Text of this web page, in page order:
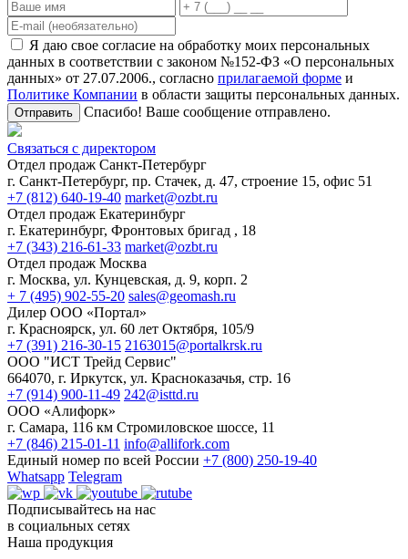
Я даю свое согласие на обработку моих персональных
данных в соответствии с законом №152-ФЗ «О персональных
данных» от 27.07.2006., согласно прилагаемой форме и
Политике Компании в области защиты персональных данных.
Отправить Спасибо! Ваше сообщение отправлено.
Связаться с директором
Отдел продаж Санкт-Петербург
г. Санкт-Петербург, пр. Стачек, д. 47, строение 15, офис 51
+7 (812) 640-19-40 market@ozbt.ru
Отдел продаж Екатеринбург
г. Екатеринбург, Фронтовых бригад , 18
+7 (343) 216-61-33 market@ozbt.ru
Отдел продаж Москва
г. Москва, ул. Кунцевская, д. 9, корп. 2
+ 7 (495) 902-55-20 sales@geomash.ru
Дилер ООО «Портал»
г. Красноярск, ул. 60 лет Октября, 105/9
+7 (391) 216-30-15 2163015@portalkrsk.ru
ООО "ИСТ Трейд Сервис"
664070, г. Иркутск, ул. Красноказачья, стр. 16
+7 (914) 900-11-49 242@isttd.ru
ООО «Алифорк»
г. Самара, 116 км Стромиловское шоссе, 11
+7 (846) 215-01-11 info@allifork.com
Единый номер по всей России +7 (800) 250-19-40
Whatsapp Telegram
Подписывайтесь на нас
в социальных сетях
Наша продукция